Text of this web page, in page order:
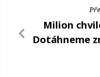
Milion
Dotáhneme